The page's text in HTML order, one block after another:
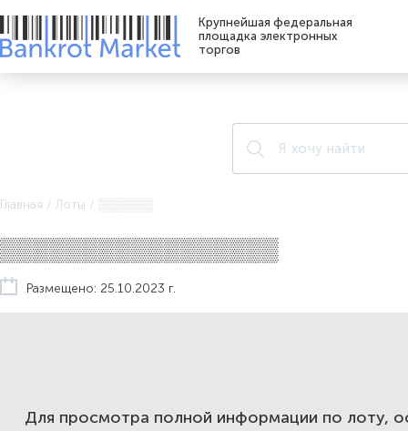
Крупнейшая федеральная
площадка электронных
торгов
Главная / Лоты /
▒▒▒▒▒▒▒▒▒▒▒▒▒▒▒▒▒
Размещено: 25.10.2023 г.
Для просмотра полной информации по лоту,